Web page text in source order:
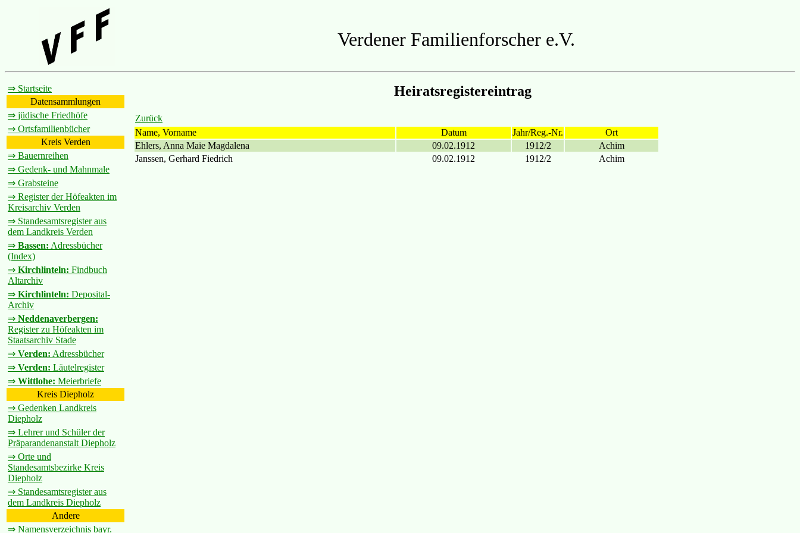
Verdener Familienforscher e.V.
⇒ Startseite
Datensammlungen
⇒ jüdische Friedhöfe
⇒ Ortsfamilienbücher
Kreis Verden
⇒ Bauernreihen
⇒ Gedenk- und Mahnmale
⇒ Grabsteine
⇒ Register der Höfeakten im
Kreisarchiv Verden
⇒ Standesamtsregister aus
dem Landkreis Verden
⇒ Bassen: Adressbücher
(Index)
⇒ Kirchlinteln: Findbuch
Altarchiv
⇒ Kirchlinteln: Deposital-
Archiv
⇒ Neddenaverbergen:
Register zu Höfeakten im
Staatsarchiv Stade
⇒ Verden: Adressbücher
⇒ Verden: Läutelregister
⇒ Wittlohe: Meierbriefe
Kreis Diepholz
⇒ Gedenken Landkreis
Diepholz
⇒ Lehrer und Schüler der
Präparandenanstalt Diepholz
⇒ Orte und
Standesamtsbezirke Kreis
Diepholz
⇒ Standesamtsregister aus
dem Landkreis Diepholz
Andere
⇒ Namensverzeichnis bayr.
Heiratsregistereintrag
Zurück
Name, Vorname
Datum Jahr/Reg.-Nr.
Ort
Ehlers, Anna Maie Magdalena
09.02.1912 1912/2
Achim
Janssen, Gerhard Fiedrich
09.02.1912 1912/2 Achim